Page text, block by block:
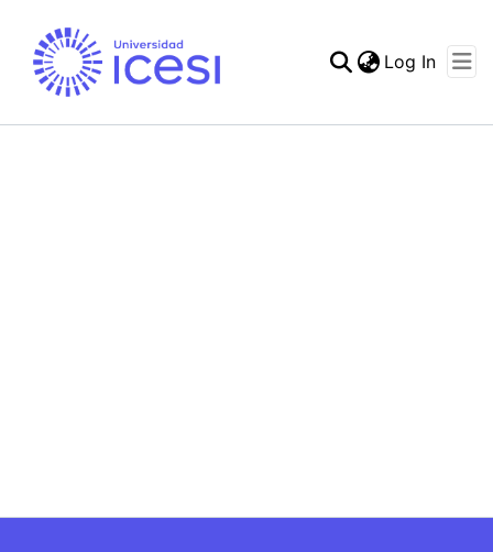
Log In